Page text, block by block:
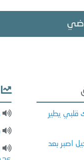
يطير
اصبر بعد